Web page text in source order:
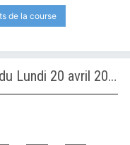
de la course
Les vidéos des courses PMU du Lundi 20 avril 2026